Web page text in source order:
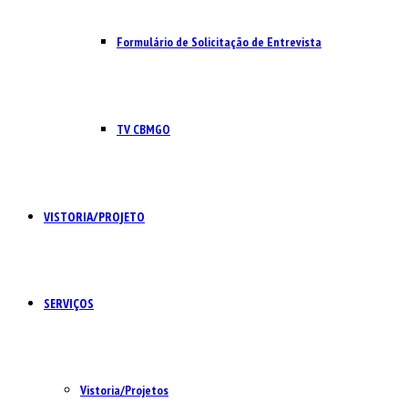
Formulário de Solicitação de Entrevista
TV CBMGO
VISTORIA/PROJETO
SERVIÇOS
Vistoria/Projetos